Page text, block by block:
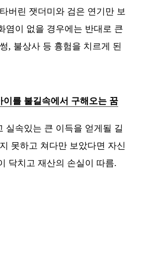
버린 잿더미와 검은 연기만 보
염이 없을 경우에는 반대로 큰
, 불상사 등 흉험을 치르게 된
이를 불길속에서 구해오는 꿈
실속있는 큰 이득을 얻게될 길
못하고 쳐다만 보았다면 자신
닥치고 재산의 손실이 따름.